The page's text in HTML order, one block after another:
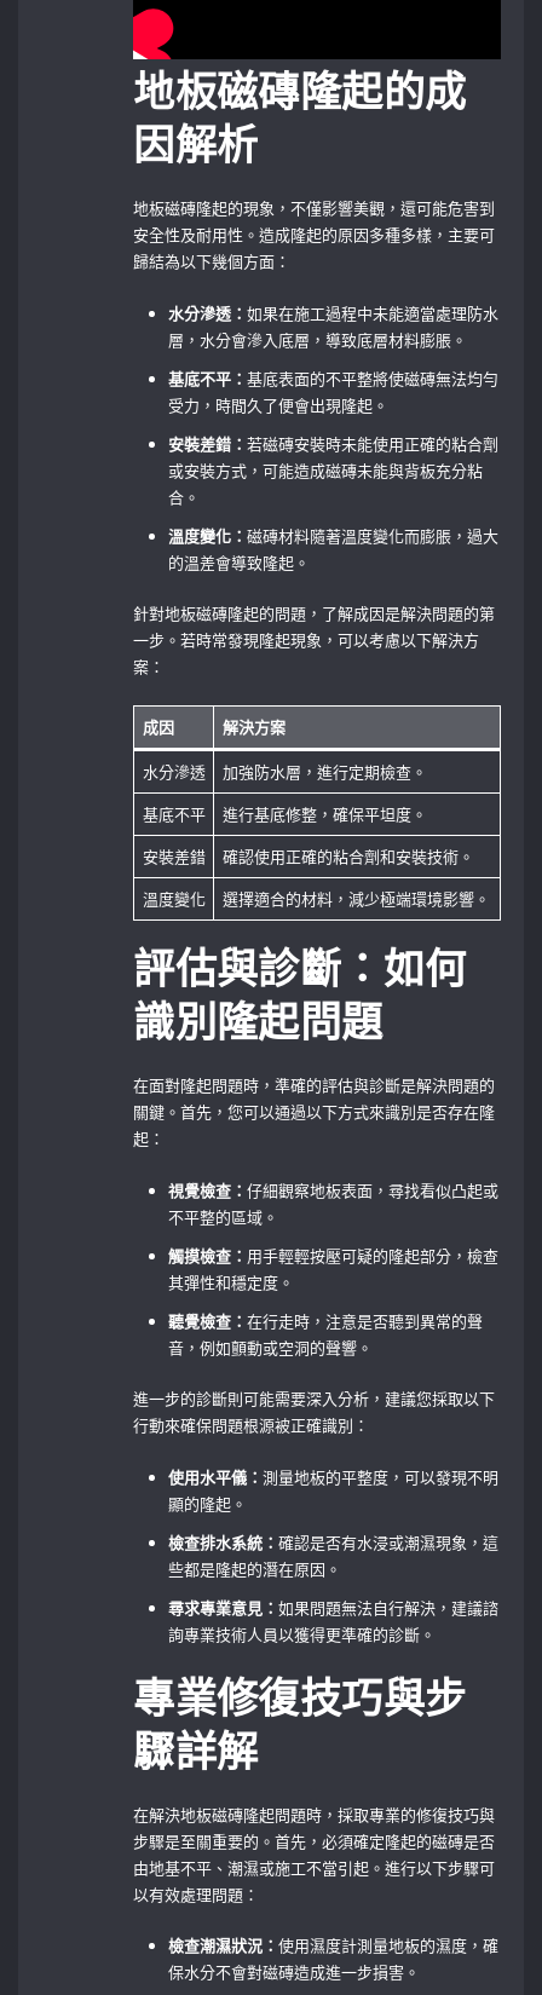
地板磁磚隆起的成
因解析
地板磁磚隆起的現象，不僅影響美觀，還可能危害到
安全性及耐用性。造成隆起的原因多種多樣，主要可
歸結為以下幾個方面：
水分滲透：如果在施工過程中未能適當處理防水
層，水分會滲入底層，導致底層材料膨脹。
基底不平：基底表面的不平整將使磁磚無法均勻
受力，時間久了便會出現隆起。
安裝差錯：若磁磚安裝時未能使用正確的粘合劑
或安裝方式，可能造成磁磚未能與背板充分粘
合。
溫度變化：磁磚材料隨著溫度變化而膨脹，過大
的溫差會導致隆起。
針對地板磁磚隆起的問題，了解成因是解決問題的第
一步。若時常發現隆起現象，可以考慮以下解決方
案：
成因 解決方案
水分滲透
加強防水層，進行定期檢查。
基底不平
進行基底修整，確保平坦度。
安裝差錯
確認使用正確的粘合劑和安裝技術。
溫度變化
選擇適合的材料，減少極端環境影響。
評估與診斷：如何
識別隆起問題
在面對隆起問題時，準確的評估與診斷是解決問題的
關鍵。首先，您可以通過以下方式來識別是否存在隆
起：
視覺檢查：仔細觀察地板表面，尋找看似凸起或
不平整的區域。
觸摸檢查： 用手輕輕按壓可疑的隆起部分，檢查
其彈性和穩定度。
聽覺檢查：在行走時，注意是否聽到異常的聲
音，例如顫動或空洞的聲響。
進一步的診斷則可能需要深入分析，建議您採取以下
行動來確保問題根源被正確識別：
使用水平儀：測量地板的平整度，可以發現不明
顯的隆起。
檢查排水系統：確認是否有水浸或潮濕現象，這
些都是隆起的潛在原因。
尋求專業意見：如果問題無法自行解決，建議諮
詢專業技術人員以獲得更準確的診斷。
專業修復技巧與步
驟詳解
在解決地板磁磚隆起問題時，採取專業的修復技巧與
步驟是至關重要的。首先，必須確定隆起的磁磚是否
由地基不平、潮濕或施工不當引起。進行以下步驟可
以有效處理問題：
檢查潮濕狀況：使用濕度計測量地板的濕度，確
保水分不會對磁磚造成進一步損害。